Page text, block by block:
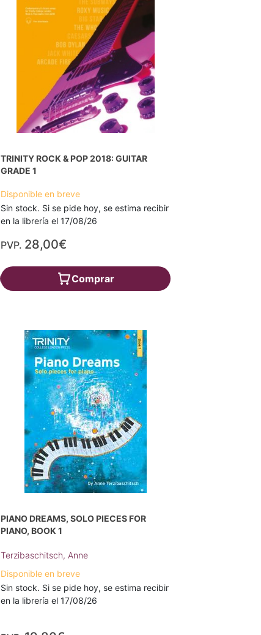
TRINITY ROCK & POP 2018: GUITAR
GRADE 1
Disponible en breve
Sin stock. Si se pide hoy, se estima recibir
en la librería el 17/08/26
PVP. 28,00€
Comprar
PIANO DREAMS, SOLO PIECES FOR
PIANO, BOOK 1
Terzibaschitsch, Anne
Disponible en breve
Sin stock. Si se pide hoy, se estima recibir
en la librería el 17/08/26